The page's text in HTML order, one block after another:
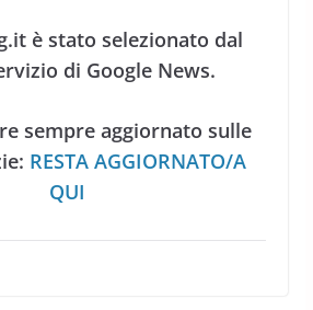
è stato selezionato dal
di Google News.
sempre aggiornato sulle
RESTA AGGIORNATO/A
QUI